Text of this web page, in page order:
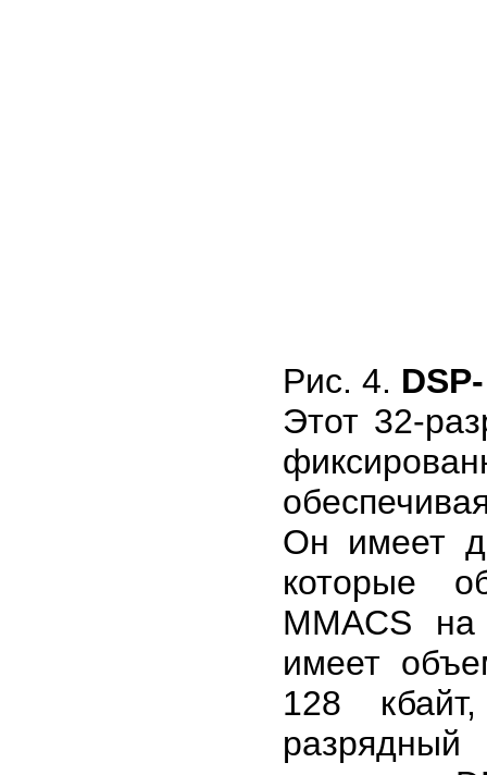
Рис. 4.
Этот 32-
Он имеет
которые
MMACS
имеет
128